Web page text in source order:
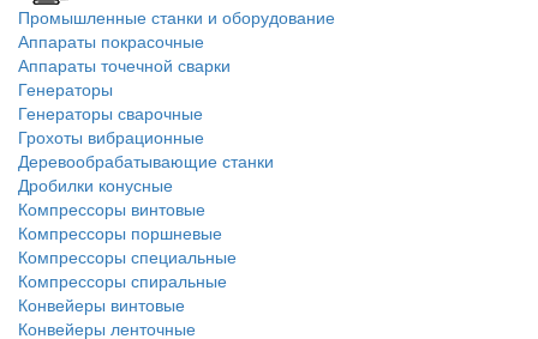
Промышленные станки и оборудование
Аппараты покрасочные
Аппараты точечной сварки
Генераторы
Генераторы сварочные
Грохоты вибрационные
Деревообрабатывающие станки
Дробилки конусные
Компрессоры винтовые
Компрессоры поршневые
Компрессоры специальные
Компрессоры спиральные
Конвейеры винтовые
Конвейеры ленточные